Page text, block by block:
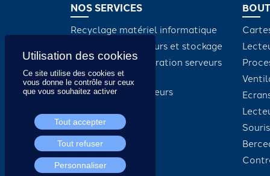
NOS SERVICES
Recyclage matériel informatique
Maintenance serveurs et stockage
Dépannage et réparation serveurs
et stockage
Intégration de serveurs
Souris
Ce site utilise des cookies et
vous donne le contrôle sur ceux
que vous souhaitez activer
Tout accepter
Tout refuser
Personnaliser